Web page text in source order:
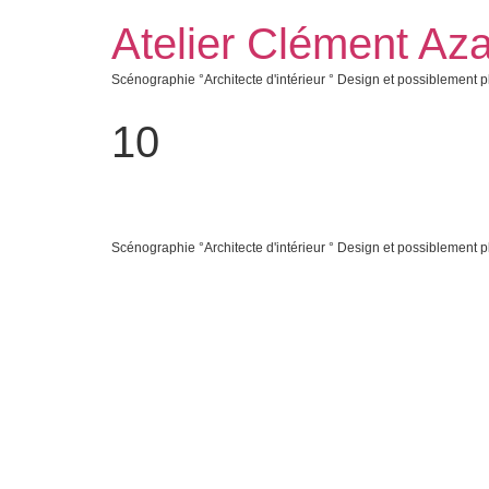
Atelier Clément
Scénographie °Architecte d'intérieur ° Design et possiblement
10
Scénographie °Architecte d'intérieur ° Design et possiblement